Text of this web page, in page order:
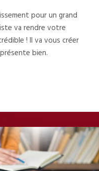
pour un grand
va rendre votre
! Il va vous créer
bien.